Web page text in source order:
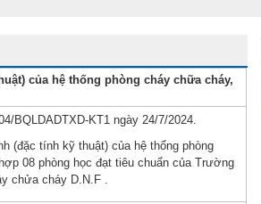
của hệ thống phòng cháy chữa cháy,
BQLDADTXD-KT1 ngày 24/7/2024.
(đặc tính kỹ thuật) của hệ thống phòng
08 phòng học đạt tiêu chuẩn của Trường
chửa cháy D.N.F .